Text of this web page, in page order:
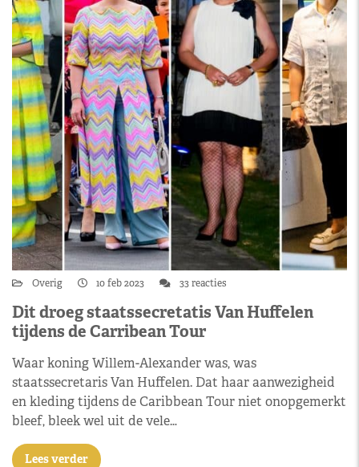
Overig 10 feb 2023 33 reacties
Dit droeg staatssecretatis Van Huffelen
tijdens de Carribean Tour
Waar koning Willem-Alexander was, was
staatssecretaris Van Huffelen. Dat haar aanwezigheid
en kleding tijdens de Caribbean Tour niet onopgemerkt
bleef, bleek wel uit de vele…
Lees verder